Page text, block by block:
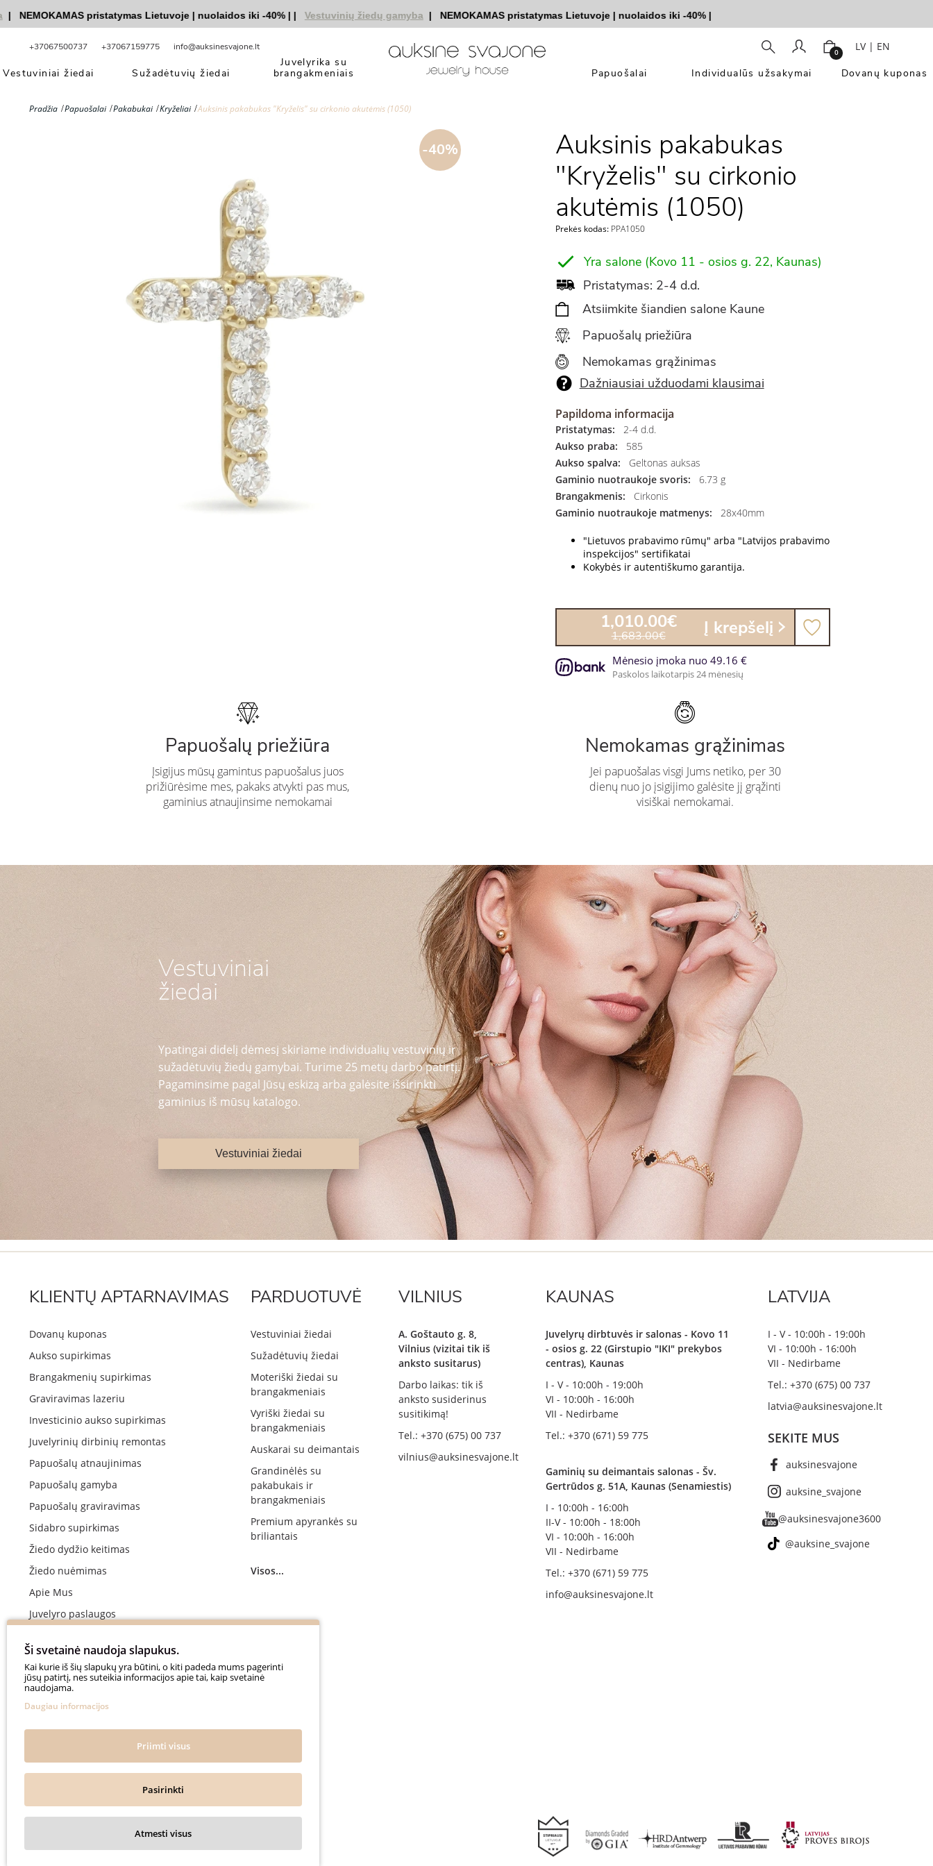
pristatymas Lietuvoje|nuolaidos iki -40%|| Vestuvinių žiedų gamyba | NEMOKAMAS pristatymas Lietuvoje|nuolaidos iki -40%|
+37067500737 +37067159775 info@auksinesvajone.lt 0 LV| EN
Vestuviniai žiedai Sužadėtuvių žiedai
Juvelyrika su
brangakmeniais
Papuošalai Individualūs užsakymai Dovanų kuponas
Pradžia Papuošalai Pakabukai Kryželiai Auksinis pakabukas "Kryželis" su cirkonio akutėmis (1050)
-40%
Auksinis pakabukas
"Kryželis" su cirkonio
akutėmis (1050)
Prekės kodas:PPA1050
Yra salone (Kovo 11 - osios g. 22, Kaunas)
Pristatymas: 2-4 d.d.
Atsiimkite šiandien salone Kaune
Papuošalų priežiūra
Nemokamas grąžinimas
Dažniausiai užduodami klausimai
Papildoma informacija
Pristatymas:
2-4 d.d.
Aukso praba:
585
Aukso spalva:
Geltonas auksas
Gaminio nuotraukoje svoris:
6.73 g
Brangakmenis:
Cirkonis
Gaminio nuotraukoje matmenys:
28x40mm
"Lietuvos prabavimo rūmų" arba "Latvijos prabavimo
inspekcijos" sertifikatai
Kokybės ir autentiškumo garantija.
1,010.00€
1,683.00€ Į krepšelį
Mėnesio įmoka nuo 49.16 €
Paskolos laikotarpis 24 mėnesių
Papuošalų priežiūra
Įsigijus mūsų gamintus papuošalus juos
prižiūrėsime mes, pakaks atvykti pas mus,
gaminius atnaujinsime nemokamai
Nemokamas grąžinimas
Jei papuošalas visgi Jums netiko, per 30
dienų nuo jo įsigijimo galėsite jį grąžinti
visiškai nemokamai.
Vestuviniai
žiedai
Ypatingai didelį dėmesį skiriame individualių vestuvinių ir
sužadėtuvių žiedų gamybai. Turime 25 metų darbo patirtį.
Pagaminsime pagal Jūsų eskizą arba galėsite išsirinkti
gaminius iš mūsų katalogo.
Vestuviniai žiedai
KLIENTŲ APTARNAVIMAS
Dovanų kuponas
Aukso supirkimas
Brangakmenių supirkimas
Graviravimas lazeriu
Investicinio aukso supirkimas
Juvelyrinių dirbinių remontas
Papuošalų atnaujinimas
Papuošalų gamyba
Papuošalų graviravimas
Sidabro supirkimas
Žiedo dydžio keitimas
Žiedo nuėmimas
Apie Mus
Juvelyro paslaugos
Sužadėtuvių žiedų gamyba
Apmokėjimas
Pristatymo terminai ir sąlygos
Dažniausiai užduodami klausimai
Naudinga Informacija
PARDUOTUVĖ
Vestuviniai žiedai
Sužadėtuvių žiedai
Moteriški žiedai su
brangakmeniais
Vyriški žiedai su
brangakmeniais
Auskarai su deimantais
Grandinėlės su
pakabukais ir
brangakmeniais
Premium apyrankės su
briliantais
Visos...
VILNIUS
A. Goštauto g. 8,
Vilnius (vizitai tik iš
anksto susitarus)
Darbo laikas: tik iš
anksto susiderinus
susitikimą!
Tel.: +370 (675) 00 737
vilnius@auksinesvajone.lt
KAUNAS
Juvelyrų dirbtuvės ir salonas - Kovo 11
- osios g. 22 (Girstupio "IKI" prekybos
centras), Kaunas
I - V - 10:00h - 19:00h
VI - 10:00h - 16:00h
VII - Nedirbame
Tel.: +370 (671) 59 775
Gaminių su deimantais salonas - Šv.
Gertrūdos g. 51A, Kaunas (Senamiestis)
I - 10:00h - 16:00h
II-V - 10:00h - 18:00h
VI - 10:00h - 16:00h
VII - Nedirbame
Tel.: +370 (671) 59 775
info@auksinesvajone.lt
LATVIJA
I - V - 10:00h - 19:00h
VI - 10:00h - 16:00h
VII - Nedirbame
Tel.: +370 (675) 00 737
latvia@auksinesvajone.lt
SEKITE MUS
auksinesvajone
auksine_svajone
@auksinesvajone3600
@auksine_svajone
Ši svetainė naudoja slapukus.
Kai kurie iš šių slapukų yra būtini, o kiti padeda mums pagerinti
jūsų patirtį, nes suteikia informacijos apie tai, kaip svetainė
naudojama.
Daugiau informacijos
Priimti visus
Pasirinkti
Atmesti visus